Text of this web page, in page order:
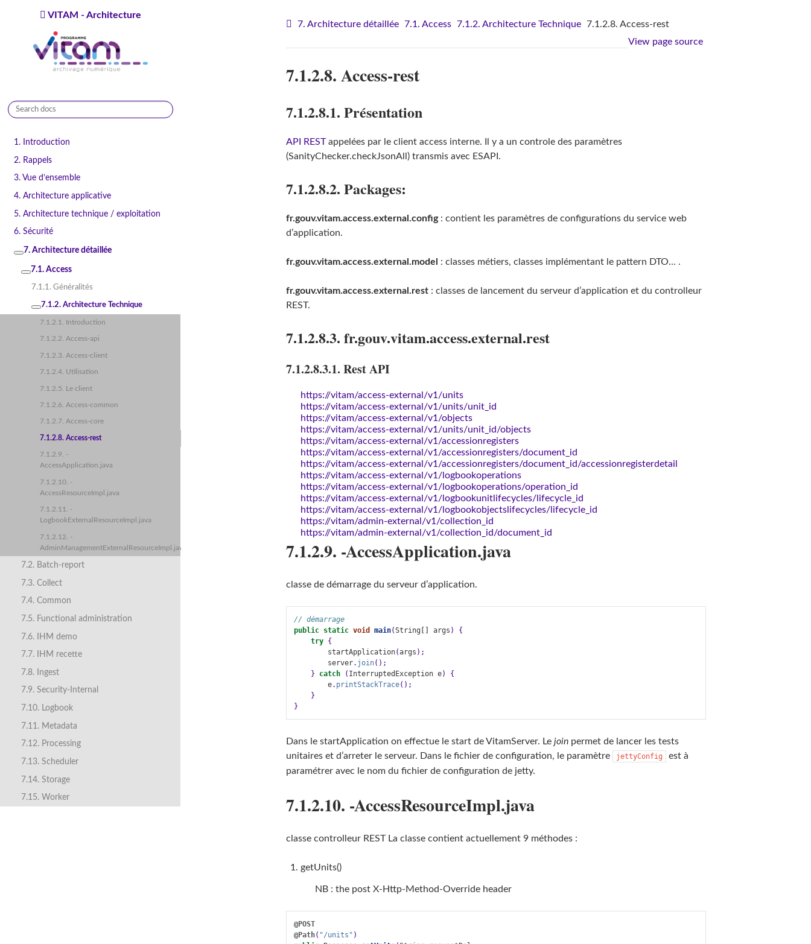
VITAM - Architecture
1. Introduction
2. Rappels
3. Vue d’ensemble
4. Architecture applicative
5. Architecture technique / exploitation
6. Sécurité
7. Architecture détaillée
7.1. Access
7.1.1. Généralités
7.1.2. Architecture Technique
7.1.2.1. Introduction
7.1.2.2. Access-api
7.1.2.3. Access-client
7.1.2.4. Utilisation
7.1.2.5. Le client
7.1.2.6. Access-common
7.1.2.7. Access-core
7.1.2.8. Access-rest
7.1.2.9. -
AccessApplication.java
7.1.2.10. -
AccessResourceImpl.java
7.1.2.11. -
LogbookExternalResourceImpl.java
7.1.2.12. -
AdminManagementExternalResourceImpl.java
7.2. Batch-report
7.3. Collect
7.4. Common
7.5. Functional administration
7.6. IHM demo
7.7. IHM recette
7.8. Ingest
7.9. Security-Internal
7.10. Logbook
7.11. Metadata
7.12. Processing
7.13. Scheduler
7.14. Storage
7.15. Worker
7. Architecture détaillée 7.1. Access 7.1.2. Architecture Technique 7.1.2.8. Access-rest
View page source
7.1.2.8. Access-rest
7.1.2.8.1. Présentation
API RESTappelées par le client access interne. Il y a un controle des paramètres
(SanityChecker.checkJsonAll) transmis avec ESAPI.
7.1.2.8.2. Packages:
fr.gouv.vitam.access.external.config: contient les paramètres de configurations du service web
d’application.
fr.gouv.vitam.access.external.model : classes métiers, classes implémentant le pattern DTO… .
fr.gouv.vitam.access.external.rest: classes de lancement du serveur d’application et du controlleur
REST.
7.1.2.8.3. fr.gouv.vitam.access.external.rest
7.1.2.8.3.1. Rest API
https://vitam/access-external/v1/units
https://vitam/access-external/v1/units/unit_id
https://vitam/access-external/v1/objects
https://vitam/access-external/v1/units/unit_id/objects
https://vitam/access-external/v1/accessionregisters
https://vitam/access-external/v1/accessionregisters/document_id
https://vitam/access-external/v1/accessionregisters/document_id/accessionregisterdetail
https://vitam/access-external/v1/logbookoperations
https://vitam/access-external/v1/logbookoperations/operation_id
https://vitam/access-external/v1/logbookunitlifecycles/lifecycle_id
https://vitam/access-external/v1/logbookobjectslifecycles/lifecycle_id
https://vitam/admin-external/v1/collection_id
https://vitam/admin-external/v1/collection_id/document_id
7.1.2.9. -AccessApplication.java
classe de démarrage du serveur d’application.
// démarrage
public static void main(String args )
{
try {
startApplication(args );
server. join();
}
catch ( InterruptedException e)
{
e. printStackTrace();
}
}
Dans le startApplication on effectue le start de VitamServer. Le joinpermet de lancer les tests
unitaires et d’arreter le serveur. Dans le fichier de configuration, le paramètre
jettyConfig
est à
paramétrer avec le nom du fichier de configuration de jetty.
7.1.2.10. -AccessResourceImpl.java
classe controlleur REST La classe contient actuellement 9 méthodes :
getUnits()
NB : the post X-Http-Method-Override header
@POST
@Path( "/units" )